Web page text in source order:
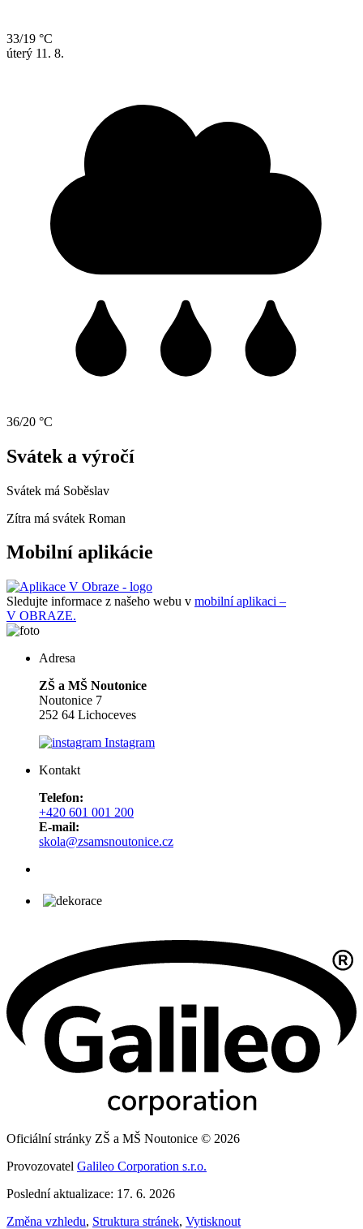
33/19 °C
úterý 11. 8.
36/20 °C
Svátek a výročí
Svátek má Soběslav
Zítra má svátek Roman
Mobilní aplikácie
Sledujte informace z našeho webu v mobilní aplikaci –
V OBRAZE.
Adresa
ZŠ a MŠ Noutonice
Noutonice 7
252 64 Lichoceves
Instagram
Kontakt
Telefon:
+420 601 001 200
E-mail:
skola@zsamsnoutonice.cz
Oficiální stránky ZŠ a MŠ Noutonice © 2026
Provozovatel Galileo Corporation s.r.o.
Poslední aktualizace: 17. 6. 2026
Změna vzhledu, Struktura stránek, Vytisknout